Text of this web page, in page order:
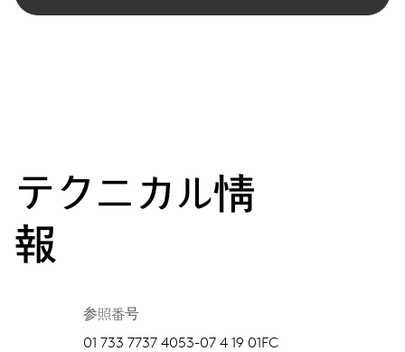
テクニカル情
報
参照番号
01 733 7737 4053-07 4 19 01FC